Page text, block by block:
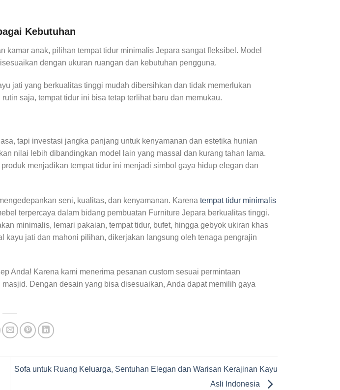
Kebutuhan
anak, pilihan tempat tidur minimalis Jepara sangat fleksibel. Model
dengan ukuran ruangan dan kebutuhan pengguna.
jati yang berkualitas tinggi mudah dibersihkan dan tidak memerlukan
saja, tempat tidur ini bisa tetap terlihat baru dan memukau.
tapi investasi jangka panjang untuk kenyamanan dan estetika hunian
nilai lebih dibandingkan model lain yang massal dan kurang tahan lama.
menjadikan tempat tidur ini menjadi simbol gaya hidup elegan dan
seni, kualitas, dan kenyamanan. Karena tempat tidur minimalis
terpercaya dalam bidang pembuatan Furniture Jepara berkualitas tinggi.
minimalis, lemari pakaian, tempat tidur, bufet, hingga gebyok ukiran khas
jati dan mahoni pilihan, dikerjakan langsung oleh tenaga pengrajin
Anda! Karena kami menerima pesanan custom sesuai permintaan
Dengan desain yang bisa disesuaikan, Anda dapat memilih gaya
Sofa untuk Ruang Keluarga, Sentuhan Elegan dan Warisan Kerajinan Kayu
Asli Indonesia